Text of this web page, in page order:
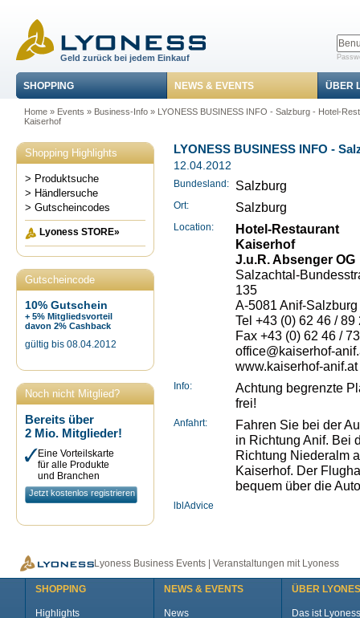
Geld zurück bei jedem Einkauf
SHOPPING NEWS & EVENTS ÜBER
Home» Events » Business-Info» LYONESS BUSINESS INFO - Salzburg - Hotel-
Kaiserhof
Shopping Highlights
> Produktsuche
> Händlersuche
> Gutscheincodes
Lyoness STORE»
Gutscheincode
10% Gutschein
+ 5% Mitgliedsvorteil
davon 2% Cashback
gültig bis 08.04.2012
Noch nicht Mitglied?
Bereits über
2 Mio. Mitglieder!
Eine Vorteilskarte
für alle Produkte
und Branchen
Jetzt kostenlos registrieren
LYONESS BUSINESS INFO -
12.04.2012
Bundesland: Salzburg
Ort: Salzburg
Location:
Hotel-Restaurant
Kaiserhof
J.u.R. Absenger OG
Salzachtal-
135
A-5081 Anif-Salzburg
Tel +43 (0) 62 46 / 89
Fax +43 (0) 62 46 /
office@kaiserhof-
www.kaiserhof-anif.at
Info:
Achtung begrenzte
frei!
Anfahrt:
Fahren Sie bei der
in Richtung Anif. Bei
Richtung Niederalm
Kaiserhof. Der
bequem über die
lblAdvice
Lyoness Business Events | Veranstaltungen mit Lyoness
SHOPPING
Highlights
NEWS & EVENTS
News
ÜBER
Das ist Lyoness